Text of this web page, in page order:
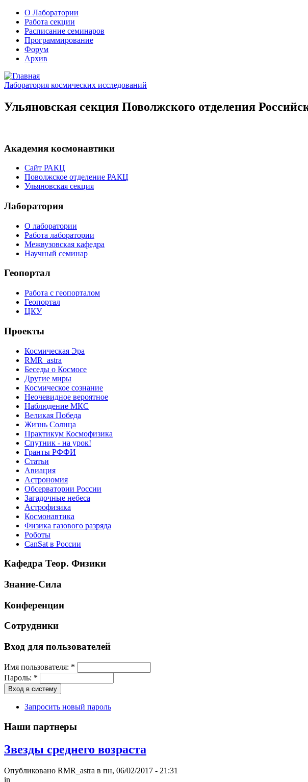
О Лаборатории
Работа секции
Расписание семинаров
Программирование
Форум
Архив
Лаборатория космических исследований
Ульяновская секция Поволжского отделения
Академия космонавтики
Сайт РАКЦ
Поволжское отделение РАКЦ
Ульяновская секция
Лаборатория
О лаборатории
Работа лаборатории
Межвузовская кафедра
Научный семинар
Геопортал
Работа с геопорталом
Геопортал
ЦКУ
Проекты
Космическая Эра
RMR_astra
Беседы о Космосе
Другие миры
Космическое сознание
Неочевидное вероятное
Наблюдение МКС
Великая Победа
Жизнь Солнца
Практикум Космофизика
Спутник - на урок!
Гранты РФФИ
Статьи
Авиация
Астрономия
Обсерватории России
Загадочные небеса
Астрофизика
Космонавтика
Физика газового разряда
Роботы
CanSat в России
Кафедра Теор. Физики
Знание-Сила
Конференции
Сотрудники
Вход для пользователей
Имя пользователя: *
Пароль: *
Запросить новый пароль
Наши партнеры
Звезды среднего возраста
Опубликовано RMR_astra в пн, 06/02/2017 - 21:31
in